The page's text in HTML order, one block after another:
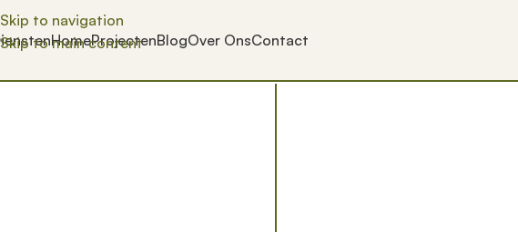
Skip to navigation
Skip to main content
HomeProjectenBlogOver OnsContact